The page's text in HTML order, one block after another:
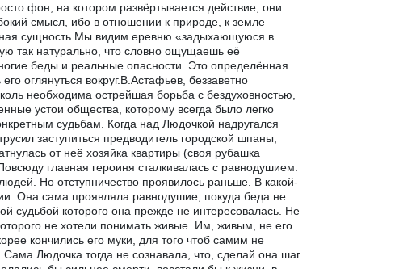
фон, на котором развёртывается действие, они
смысл, ибо в отношении к природе, к земле
сущность.Мы видим еревню «задыхающуюся в
так натурально, что словно ощущаешь её
беды и реальные опасности. Это определённая
оглянуться вокруг.В.Астафьев, беззаветно
необходима острейшая борьба с бездуховностью,
устои общества, которому всегда было легко
судьбам. Когда над Людочкой надругался
заступиться предводитель городской шпаны,
от неё хозяйка квартиры (своя рубашка
главная героиня сталкивалась с равнодушием.
Но отступничество проявилось раньше. В какой-
Она сама проявляла равнодушие, покуда беда не
судьбой которого она прежде не интересовалась. Не
не хотели понимать живые. Им, живым, не его
кончились его муки, для того чтоб самим не
Людочка тогда не сознавала, что, сделай она шаг